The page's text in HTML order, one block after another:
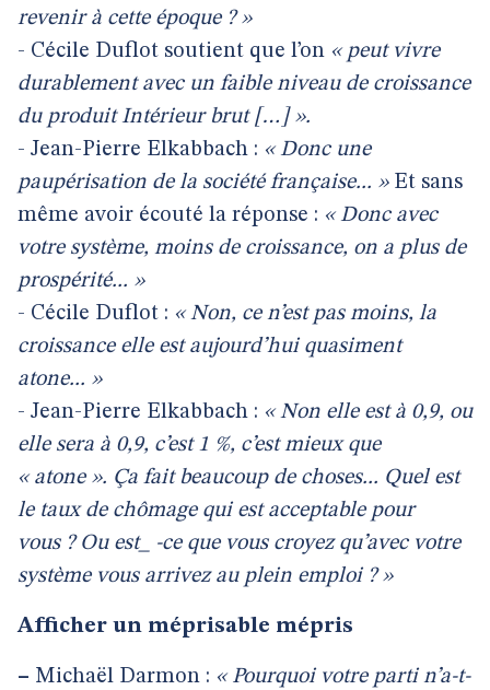
revenir à cette époque ? »
- Cécile Duflot soutient que l’on « peut vivre
durablement avec un faible niveau de croissance
du produit Intérieur brut […] ».
- Jean-Pierre Elkabbach : « Donc une
paupérisation de la société française... »Et sans
même avoir écouté la réponse : « Donc avec
votre système, moins de croissance, on a plus de
prospérité... »
- Cécile Duflot : « Non, ce n’est pas moins, la
croissance elle est aujourd’hui quasiment
atone... »
- Jean-Pierre Elkabbach : « Non elle est à 0,9, ou
elle sera à 0,9, c’est 1 %, c’est mieux que
« atone ». Ça fait beaucoup de choses... Quel est
le taux de chômage qui est acceptable pour
vous ? Ou est_ -ce que vous croyez qu’avec votre
système vous arrivez au plein emploi ? »
Afficher un méprisable mépris
– Michaël Darmon : « Pourquoi votre parti n’a-t-